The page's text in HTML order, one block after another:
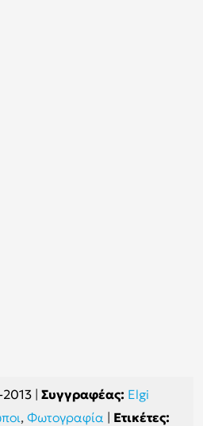
| Συγγραφέας: Elgi
, Φωτογραφία | Ετικέτες: